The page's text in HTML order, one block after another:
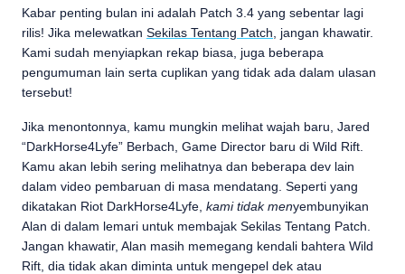
Kabar penting bulan ini adalah Patch 3.4 yang sebentar lagi
rilis! Jika melewatkan Sekilas Tentang Patch , jangan khawatir.
Kami sudah menyiapkan rekap biasa, juga beberapa
pengumuman lain serta cuplikan yang tidak ada dalam ulasan
tersebut!
Jika menontonnya, kamu mungkin melihat wajah baru, Jared
“DarkHorse4Lyfe” Berbach, Game Director baru di Wild Rift.
Kamu akan lebih sering melihatnya dan beberapa dev lain
dalam video pembaruan di masa mendatang. Seperti yang
dikatakan Riot DarkHorse4Lyfe, kami tidak menyembunyikan
Alan di dalam lemari untuk membajak Sekilas Tentang Patch.
Jangan khawatir, Alan masih memegang kendali bahtera Wild
Rift, dia tidak akan diminta untuk mengepel dek atau